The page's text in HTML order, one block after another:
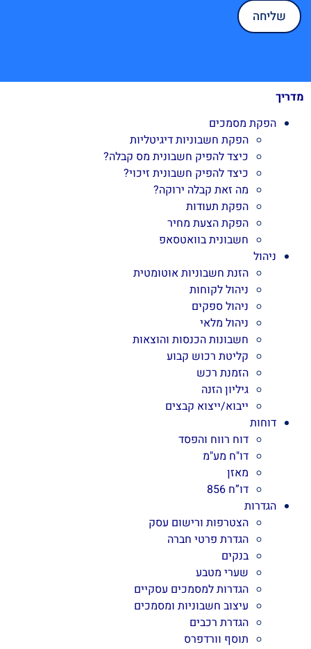
מדריך
הפקת מסמכים
הפקת חשבוניות דיגיטליות
כיצד להפיק חשבונית מס קבלה?
כיצד להפיק חשבונית זיכוי?
מה זאת קבלה ירוקה?
הפקת תעודות
הפקת הצעת מחיר
חשבונית בוואטסאפ
ניהול
הזנת חשבוניות אוטומטית
ניהול לקוחות
ניהול ספקים
ניהול מלאי
חשבונות הכנסות והוצאות
קליטת רכוש קבוע
הזמנת רכש
גיליון הזנה
ייבוא/ייצוא קבצים
דוחות
דוח רווח והפסד
דו"ח מע"מ
מאזן
דו”ח 856
הגדרות
הצטרפות ורישום עסק
הגדרת פרטי חברה
בנקים
שערי מטבע
הגדרות למסמכים עסקיים
עיצוב חשבוניות ומסמכים
הגדרת רכבים
תוסף וורדפרס